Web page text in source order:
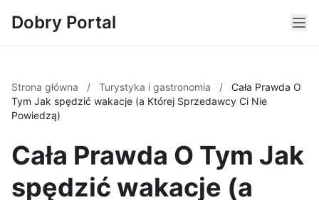
Dobry Portal
Strona główna / Turystyka i gastronomia /
Cała Prawda O
Tym Jak spędzić wakacje (a Której Sprzedawcy Ci Nie
Powiedzą)
Cała Prawda O Tym Jak
spędzić wakacje (a